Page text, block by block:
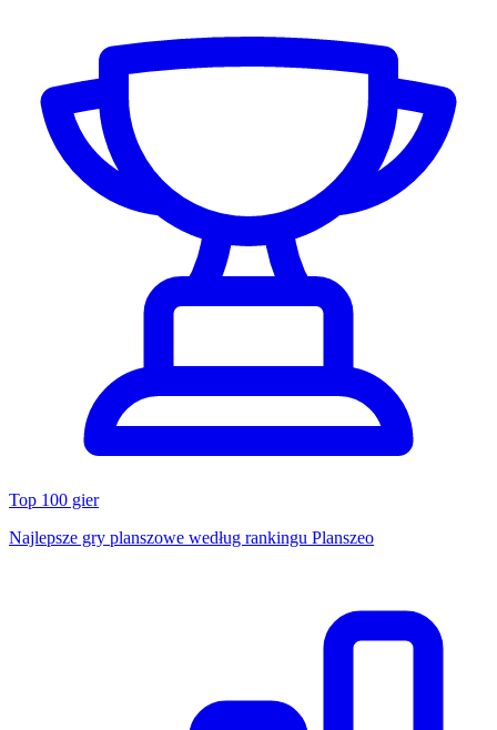
Top 100 gier
Najlepsze gry planszowe według rankingu Planszeo